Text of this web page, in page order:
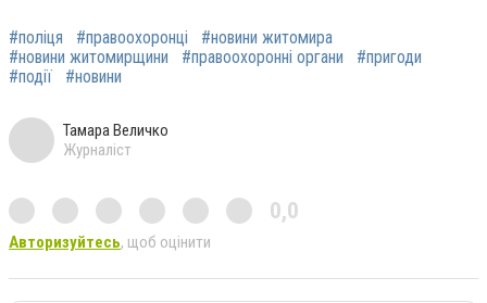
#поліця #правоохоронці
#новини житомира
#новини житомирщини
#правоохоронні органи
#пригоди
#події
#новини
Тамара Величко
Журналіст
0,0
Авторизуйтесь, щоб оцінити